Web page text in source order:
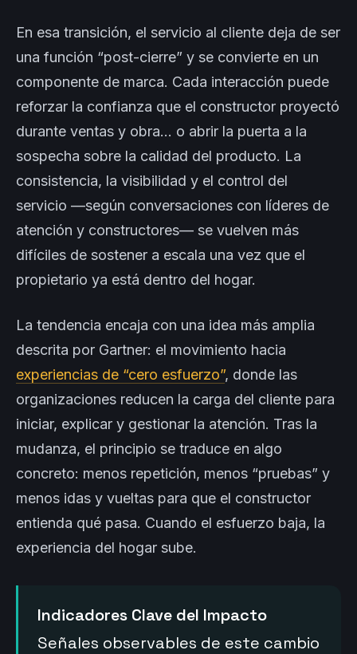
En esa transición, el servicio al cliente deja de ser
una función “post-cierre” y se convierte en un
componente de marca. Cada interacción puede
reforzar la confianza que el constructor proyectó
durante ventas y obra… o abrir la puerta a la
sospecha sobre la calidad del producto. La
consistencia, la visibilidad y el control del
servicio —según conversaciones con líderes de
atención y constructores— se vuelven más
difíciles de sostener a escala una vez que el
propietario ya está dentro del hogar.
La tendencia encaja con una idea más amplia
descrita por Gartner: el movimiento hacia
experiencias de “cero esfuerzo”, donde las
organizaciones reducen la carga del cliente para
iniciar, explicar y gestionar la atención. Tras la
mudanza, el principio se traduce en algo
concreto: menos repetición, menos “pruebas” y
menos idas y vueltas para que el constructor
entienda qué pasa. Cuando el esfuerzo baja, la
experiencia del hogar sube.
Indicadores Clave del Impacto
Señales observables de este cambio